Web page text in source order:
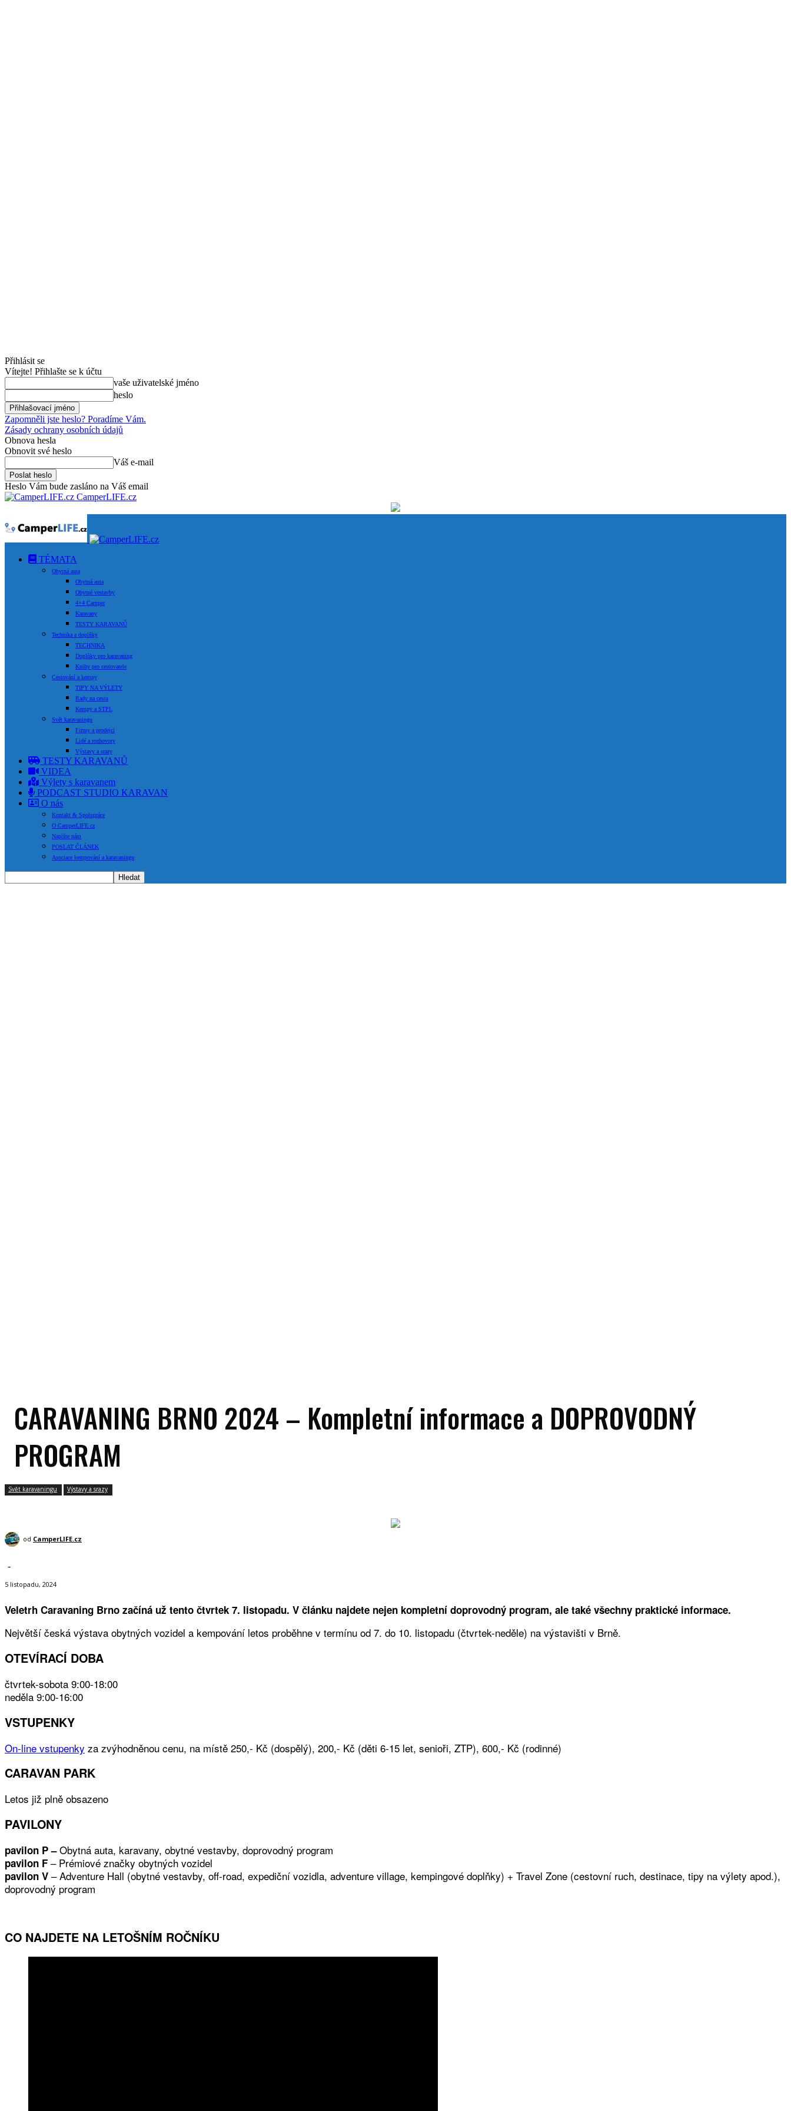
Přihlásit se
Vítejte! Přihlašte se k účtu
vaše uživatelské jméno
heslo
Zapomněli jste heslo? Poradíme Vám.
Zásady ochrany osobních údajů
Obnova hesla
Obnovit své heslo
Váš e-mail
Heslo Vám bude zasláno na Váš email
CamperLIFE.cz
TÉMATA
Obytná auta
Obytná auta
Obytné vestavby
4×4 Camper
Karavany
TESTY KARAVANŮ
Technika a doplňky
TECHNIKA
Doplňky pro karavaning
Knihy pro cestovatele
Cestování a kempy
TIPY NA VÝLETY
Rady na cestu
Kempy a STPL
Svět karavaningu
Firmy a prodejci
Lidé a rozhovory
Výstavy a srazy
TESTY KARAVANŮ
VIDEA
Výlety s karavanem
PODCAST STUDIO KARAVAN
O nás
Kontakt & Spolupráce
O CamperLIFE.cz
Napište nám
POSLAT ČLÁNEK
Asociace kempování a karavaningu
CARAVANING BRNO 2024 – Kompletní informace a DOPROVODNÝ
PROGRAM
Svět karavaningu Výstavy a srazy
od CamperLIFE.cz
-
5 listopadu, 2024
Veletrh Caravaning Brno začíná už tento čtvrtek 7. listopadu. V článku najdete nejen kompletní doprovodný program, ale také všechny praktické informace.
Největší česká výstava obytných vozidel a kempování letos proběhne v termínu od 7. do 10. listopadu (čtvrtek-neděle) na výstavišti v Brně.
OTEVÍRACÍ DOBA
čtvrtek-sobota 9:00-18:00
neděla 9:00-16:00
VSTUPENKY
On-line vstupenky za zvýhodněnou cenu, na místě 250,- Kč (dospělý), 200,- Kč (děti 6-15 let, senioři, ZTP), 600,- Kč (rodinné)
CARAVAN PARK
Letos již plně obsazeno
PAVILONY
pavilon P –Obytná auta, karavany, obytné vestavby, doprovodný program
pavilon F – Prémiové značky obytných vozidel
pavilon V – Adventure Hall (obytné vestavby, off-road, expediční vozidla, adventure village, kempingové doplňky) + Travel Zone (cestovní ruch, destinace, tipy na výlety apod.),
doprovodný program
CO NAJDETE NA LETOŠNÍM ROČNÍKU